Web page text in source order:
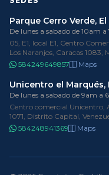
Parque Cerro Verde,
De lunes a sabado de 10am
05, E1, local E1, Centro
Los Naranjos, Caracas 1083,
584249649857
Maps
Unicentro el Marqués,
De lunes a sabado de 9am a
Centro comercial Unicentro,
1071, Distrito Capital,
584248941369
Maps